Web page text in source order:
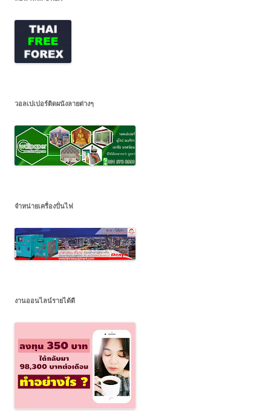
วอลเปเปอร์ติดผนังลายต่างๆ
จำหน่ายเครื่องปั่นไฟ
งานออนไลน์รายได้ดี